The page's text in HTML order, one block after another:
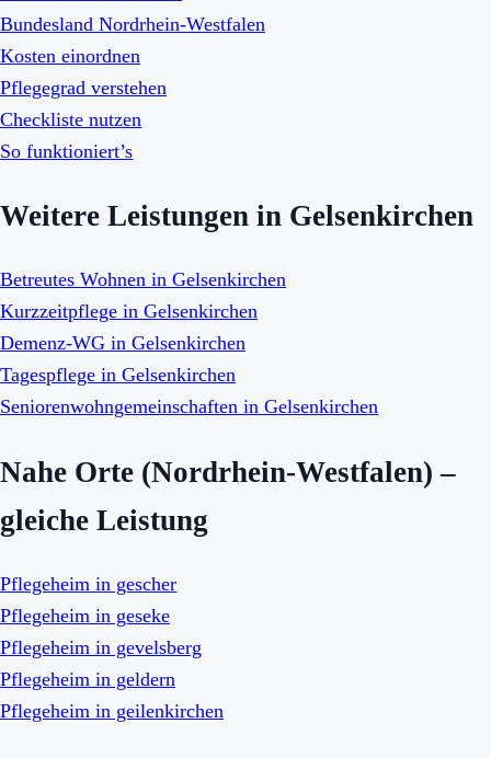
Bundesland Nordrhein-Westfalen
Kosten einordnen
Pflegegrad verstehen
Checkliste nutzen
So funktioniert’s
Weitere Leistungen in Gelsenkirchen
Betreutes Wohnen in Gelsenkirchen
Kurzzeitpflege in Gelsenkirchen
Demenz-WG in Gelsenkirchen
Tagespflege in Gelsenkirchen
Seniorenwohngemeinschaften in Gelsenkirchen
Nahe Orte (Nordrhein-Westfalen) –
gleiche Leistung
Pflegeheim in gescher
Pflegeheim in geseke
Pflegeheim in gevelsberg
Pflegeheim in geldern
Pflegeheim in geilenkirchen